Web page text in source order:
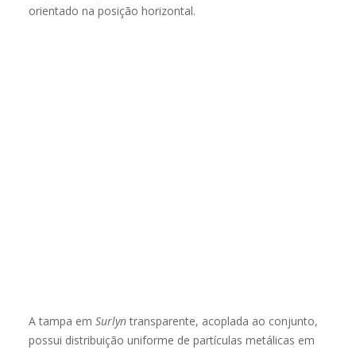
orientado na posição horizontal.
A tampa em Surlyntransparente, acoplada ao conjunto,
possui distribuição uniforme de partículas metálicas em